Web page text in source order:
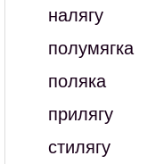
налягу
полумягка
поляка
прилягу
стилягу